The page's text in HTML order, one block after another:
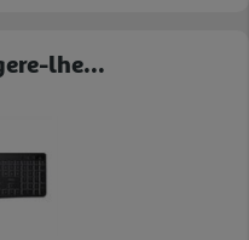
lhe...